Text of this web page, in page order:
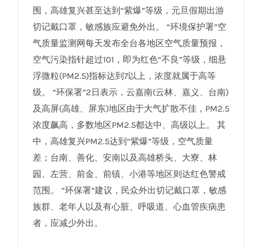
围，高雄复兴甚至达到“紫爆”等级，元旦假期出游
切记戴口罩，敏感族应避免外出。 “环境保护署”空
气质量监测网每天发布全台各地区空气质量预报，
空气污染指针超过101，即为红色“不良”等级，细悬
浮微粒(PM2.5)指标达到7以上，浓度就属于高等
级。 “环保署”2日表示，云嘉南(云林、嘉义、台南)
及高屏(高雄、屏东)地区由于大气扩散不佳，PM2.5
浓度飙高，多数地区PM2.5都达中、高级以上。 其
中，高雄复兴PM2.5达到“紫爆”等级，空气质量
差；台南、善化、安南以及高雄桥头、大寮、林
园、左营、前金、前镇、小港等地区则达红色警戒
范围。 “环保署”建议，民众外出切记戴口罩，敏感
族群、老年人以及有心脏、呼吸道、心血管疾病患
者，应减少外出。